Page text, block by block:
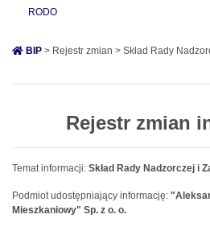
RODO
BIP > Rejestr zmian > Skład Rady
Rejestr zmian
Temat informacji: Skład Rady Nadzorczej i
Podmiot udostępniający informację:
Mieszkaniowy" Sp. z o. o.